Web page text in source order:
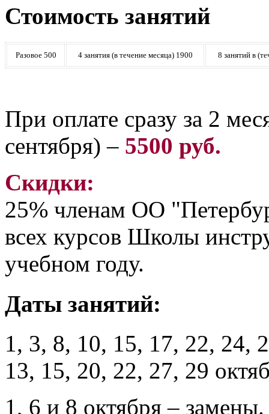
Стоимость занятий
Разовое 500 4 занятия (в течение месяца) 1900 8 занятий в
При оплате сразу за 2
сентября) – 5500 руб.
Скидки:
25% членам ОО
всех курсов Школы
учебном году.
Даты занятий:
1, 3, 8, 10, 15, 17, 22, 24,
13, 15, 20, 22, 27, 29
1, 6 и 8 октября –